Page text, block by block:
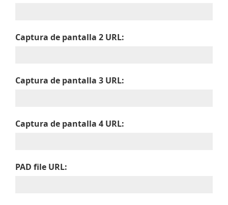
Captura de pantalla 2 URL:
Captura de pantalla 3 URL:
Captura de pantalla 4 URL:
PAD file URL: